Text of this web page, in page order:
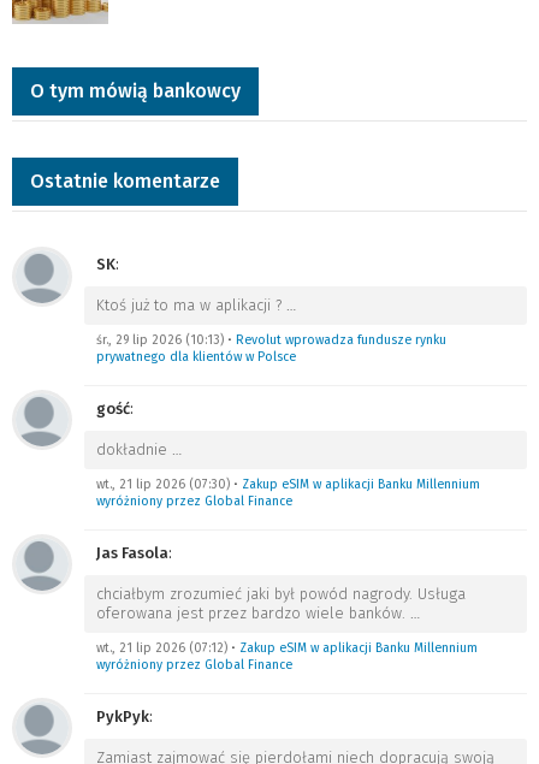
O tym mówią bankowcy
Ostatnie komentarze
SK:
Ktoś już to ma w aplikacji ? …
śr., 29 lip 2026 (10:13) • Revolut wprowadza fundusze rynku
prywatnego dla klientów w Polsce
gość:
dokładnie …
wt., 21 lip 2026 (07:30) • Zakup eSIM w aplikacji Banku Millennium
wyróżniony przez Global Finance
Jas Fasola:
chciałbym zrozumieć jaki był powód nagrody. Usługa
oferowana jest przez bardzo wiele banków. …
wt., 21 lip 2026 (07:12) • Zakup eSIM w aplikacji Banku Millennium
wyróżniony przez Global Finance
PykPyk:
Zamiast zajmować się pierdołami niech dopracują swoją